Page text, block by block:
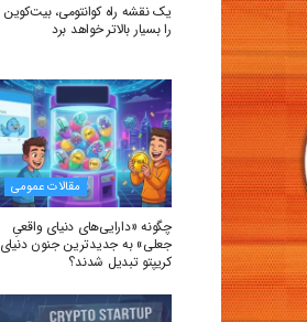
یک نقشه راه کوانتومی، بیت‌کوین
را بسیار بالاتر خواهد برد
مقالات عمومی
چگونه «دارایی‌های دنیای واقعیِ
جعلی» به جدیدترین جنون دنیای
کریپتو تبدیل شدند؟